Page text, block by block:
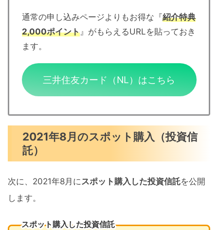
通常の申し込みページよりもお得な『紹介特典
2,000ポイント』がもらえるURLを貼っておき
ます。
三井住友カード（NL）はこちら
2021年8月のスポット購入（投資信
託）
次に、2021年8月にスポット購入した投資信託を公開
します。
スポット購入した投資信託